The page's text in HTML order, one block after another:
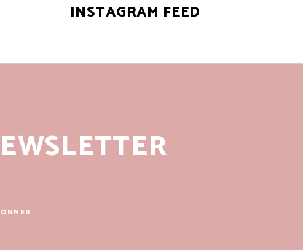
INSTAGRAM FEED